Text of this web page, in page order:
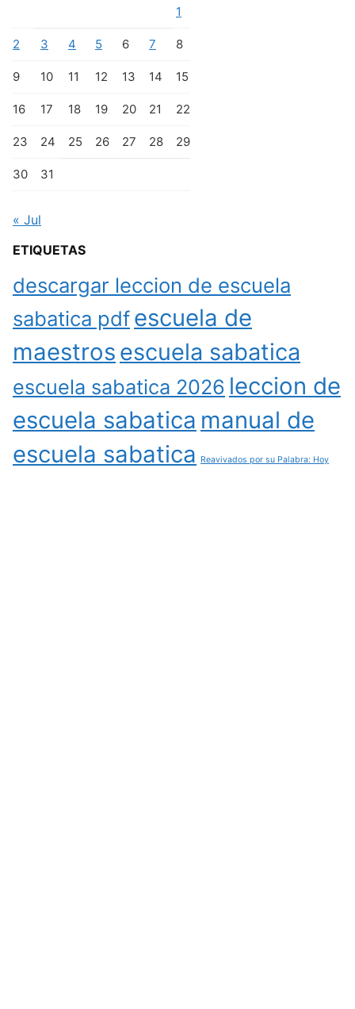
1
2 3 4 5 6 7 8
9 10 11 12 13 14 15
16 17 18 19 20 21 22
23 24 25 26 27 28 29
30 31
« Jul
ETIQUETAS
descargar leccion de escuela
sabatica pdfescuela de
maestros escuela sabatica
escuela sabatica 2026 leccion de
escuela sabatica manual de
escuela sabatica
Reavivados por su Palabra: Hoy